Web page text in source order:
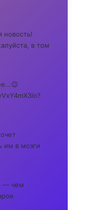
новость!
в том
им в мозги
— чем